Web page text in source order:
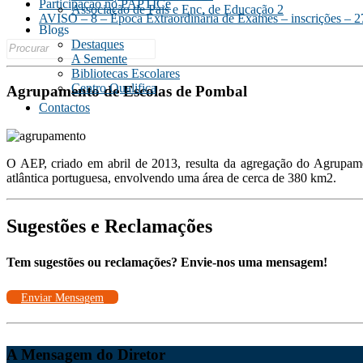
Associação de Pais e Enc. de Educação 2
Blogs
Destaques
A Semente
Bibliotecas Escolares
Centro Qualifica
Contactos
Participação no PAPTICe
AVISO – 8 – Época Extraordinária de Exames – inscrições –
Search
Agrupamento de Escolas de Pombal
O AEP, criado em abril de 2013, resulta da agregação do
atlântica portuguesa, envolvendo uma área de cerca de 380 km2.
Sugestões e Reclamações
Tem sugestões ou reclamações? Envie-nos uma mensagem!
Enviar Mensagem
A Mensagem do Diretor